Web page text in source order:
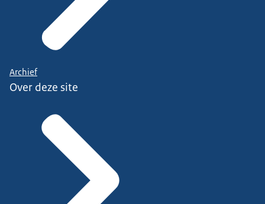
Archief
Over deze site